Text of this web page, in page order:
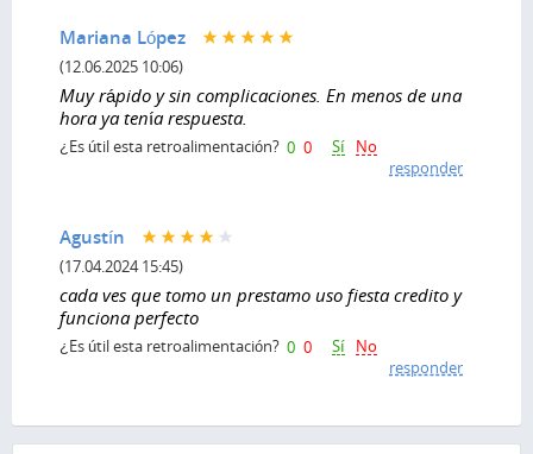
Mariana López
(12.06.2025 10:06)
Muy rápido y sin complicaciones. En menos de una
hora ya tenía respuesta.
¿Es útil esta retroalimentación? 0 0 Sí No
responder
Agustín
(17.04.2024 15:45)
cada ves que tomo un prestamo uso fiesta credito y
funciona perfecto
¿Es útil esta retroalimentación? 0 0 Sí No
responder